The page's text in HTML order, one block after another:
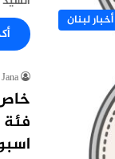
أخبار لبنان
Jana
خاص